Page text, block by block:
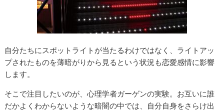
自分たちにスポットライトが当たるわけではなく、ライトアッ
プされたものを薄暗がりから見るという状況も恋愛感情に影響
します。
そこで注目したいのが、心理学者ガーゲンの実験。お互いに誰
だかよくわからないような暗闇の中では、自分自身をさらけ出